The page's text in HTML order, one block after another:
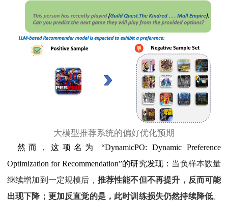
大模型推荐系统的偏好优化预期
然而，这项名为 “DynamicPO: Dynamic Preference
Optimization for Recommendation”的研究发现： 当负样本数量
继续增加到一定规模后， 推荐性能不但不再提升，反而可能
出现下降；更加反直觉的是，此时训练损失仍然持续降低。